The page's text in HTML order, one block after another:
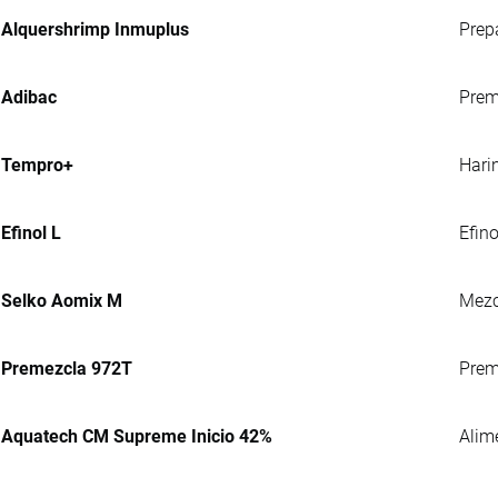
Alquershrimp Inmuplus
Adibac
Tempro+
Efinol L
Selko Aomix M
Premezcla 972T
Aquatech CM Supreme Inicio 42%